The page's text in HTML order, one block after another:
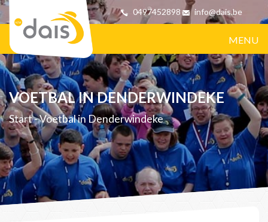
0497452898 info@dais.be
MENU
VOETBAL IN DENDERWINDEKE
Start-Voetbal in Denderwindeke